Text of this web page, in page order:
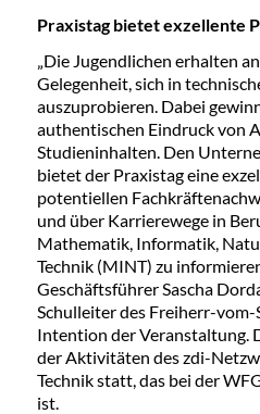
Praxistag bietet exzellente
„Die Jugendlichen erhalten
Gelegenheit, sich in
auszuprobieren. Dabei
authentischen Eindruck von
Studieninhalten. Den
bietet der Praxistag eine
potentiellen
und über Karrierewege in
Mathematik, Informatik,
Technik (MINT) zu
Geschäftsführer Sascha
Schulleiter des Freiherr-
Intention der Veranstaltung.
der Aktivitäten des zdi-
Technik statt, das bei der
ist.